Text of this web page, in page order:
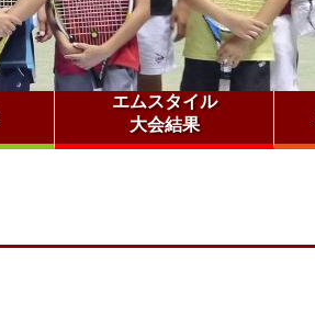
エムスタイル
大会結果